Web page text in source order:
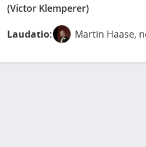
(Victor Klemperer)
Laudatio:
Martin Haase,